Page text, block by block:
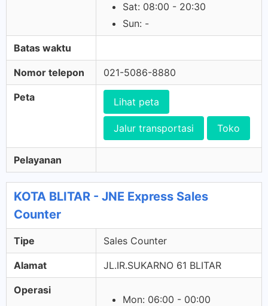
Sat: 08:00 - 20:30
Sun: -
Batas waktu
Nomor telepon 021-5086-8880
Peta Lihat peta
Jalur transportasi Toko
Pelayanan
KOTA BLITAR - JNE Express Sales
Counter
Tipe Sales Counter
Alamat JL.IR.SUKARNO 61 BLITAR
Operasi
Mon: 06:00 - 00:00